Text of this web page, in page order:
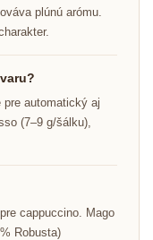
plúnú arómu.
pre automatický aj
(7–9 g/šálku),
cappuccino. Mago
Robusta)